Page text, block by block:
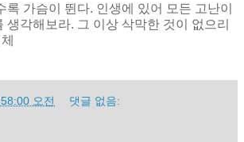
록 가슴이 뛴다. 인생에 있어 모든 고난이
생각해보라. 그 이상 삭막한 것이 없으리
오전 댓글 없음: